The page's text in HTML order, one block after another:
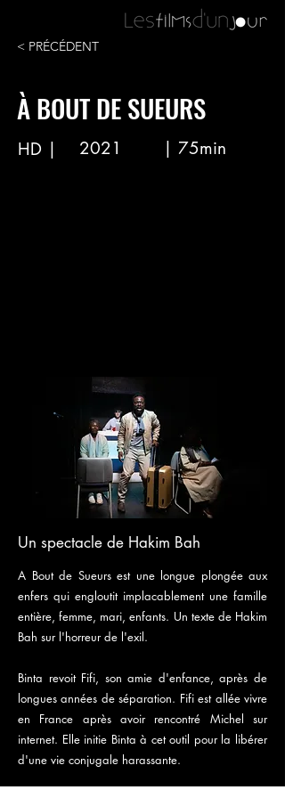
< PRÉCÉDENT
À BOUT DE SUEURS
HD | 2021 | 75min
Un spectacle de Hakim Bah
A Bout de Sueurs est une longue plongée aux
enfers qui engloutit implacablement une famille
entière, femme, mari, enfants. Un texte de Hakim
Bah sur l'horreur de l'exil.
Binta revoit Fifi, son amie d'enfance, après de
longues années de séparation. Fifi est allée vivre
en France après avoir rencontré Michel sur
internet. Elle initie Binta à cet outil pour la libérer
d'une vie conjugale harassante.